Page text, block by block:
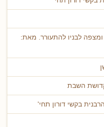
לבניו להתעורר. מאת:
השבת
בקשי דורון תחי'